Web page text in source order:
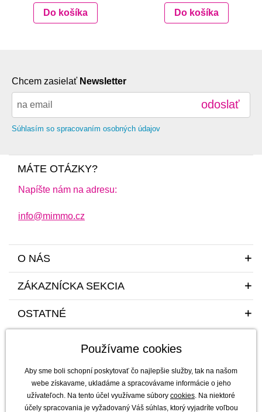
Do košíka Do košíka
Chcem zasielať Newsletter
odoslať
Súhlasím so spracovaním osobných údajov
MÁTE OTÁZKY?
Napíšte nám na adresu:
info@mimmo.cz
O NÁS
ZÁKAZNÍCKA SEKCIA
OSTATNÉ
Sme tu pre vás a vaše deti s radosťou a mim(m)oriadnou starostlivosťou od
Používame cookies
Aby sme boli schopní poskytovať čo najlepšie služby, tak na našom
webe získavame, ukladáme a spracovávame informácie o jeho
užívateľoch. Na tento účel využívame súbory cookies. Na niektoré
účely spracovania je vyžadovaný Váš súhlas, ktorý vyjadríte voľbou